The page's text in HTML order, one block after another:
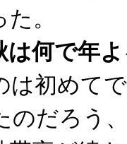
。
は何で年
初めて
のだろう